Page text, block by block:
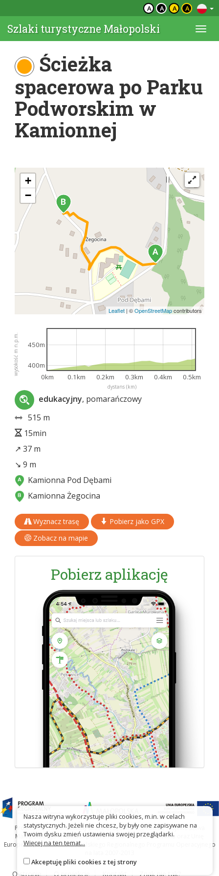
A A A A
Szlaki turystyczne Małopolski
Ścieżka
spacerowa po Parku
Podworskim w
Kamionnej
+
−
Leaflet | ©OpenStreetMapcontributors
dystans (km)
wysokość m n.p.m.
0km 0.1km 0.2km 0.3km 0.4km 0.5km
400m
450m
edukacyjny, pomarańczowy
515 m
15min
↗ 37 m
↘ 9 m
Kamionna Pod Dębami
Kamionna Żegocina
Wyznacz trasę
Pobierz jako GPX
Zobacz na mapie
Pobierz aplikację
Projekt współfinansowany przez Urząd Marszałkowski Województwa
Małopolskiego w ramach programu Małopolska Gościnna oraz Unię
Europejską w ramach Małopolskiego Regionalnego Programu Operacyjnego
O stronie O projekcie Kontakt Znak nie tak?
Nasza witryna wykorzystuje pliki cookies, m.in. w celach
statystycznych. Jeżeli nie chcesz, by były one zapisywane na
Twoim dysku zmień ustawienia swojej przeglądarki.
Więcej na ten temat...
Akceptuję pliki cookies z tej strony